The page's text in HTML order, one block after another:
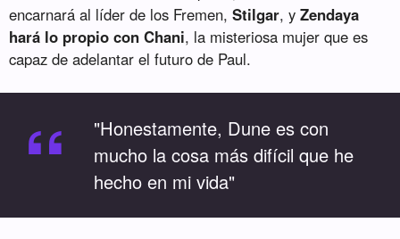
encarnará al líder de los Fremen,Stilgar, yZendaya
hará lo propio con Chani, la misteriosa mujer que es
capaz de adelantar el futuro de Paul.
“
"Honestamente, Dune es con
mucho la cosa más difícil que he
hecho en mi vida"